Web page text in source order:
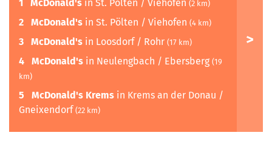
1 McDonald's in St. Pölten / Viehofen (2 km)
2 McDonald's in St. Pölten / Viehofen (4 km)
3 McDonald's in Loosdorf / Rohr (17 km)
4 McDonald's in Neulengbach / Ebersberg (19
km)
5 McDonald's Krems in Krems an der Donau /
Gneixendorf (22 km)